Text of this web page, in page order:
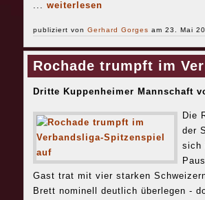
... weiterlesen
publiziert von Gerhard Gorges am 23. Mai
Rochade trumpft im
Dritte Kuppenheimer Mannschaft
Die
der
sich
Gast trat mit vier starken
Brett nominell deutlich überlegen -